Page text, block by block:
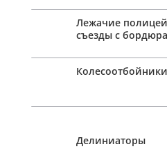
Лежачие
съезды с бордюра
Колесоотбойники
Делиниаторы